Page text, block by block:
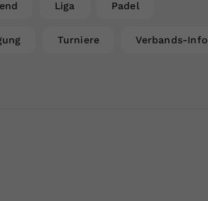
Liga Padel
Turniere Verbands-Info